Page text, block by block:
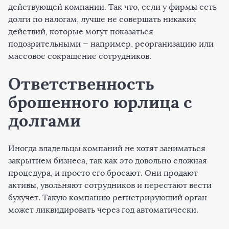
действующей компании. Так что, если у фирмы есть
долги по налогам, лучше не совершать никаких
действий, которые могут показаться
подозрительными — например, реорганизацию или
массовое сокращение сотрудников.
Ответственность
брошенного юрлица с
долгами
Иногда владельцы компаний не хотят заниматься
закрытием бизнеса, так как это довольно сложная
процедура, и просто его бросают. Они продают
активы, увольняют сотрудников и перестают вести
бухучёт. Такую компанию регистрирующий орган
может ликвидировать через год автоматически.